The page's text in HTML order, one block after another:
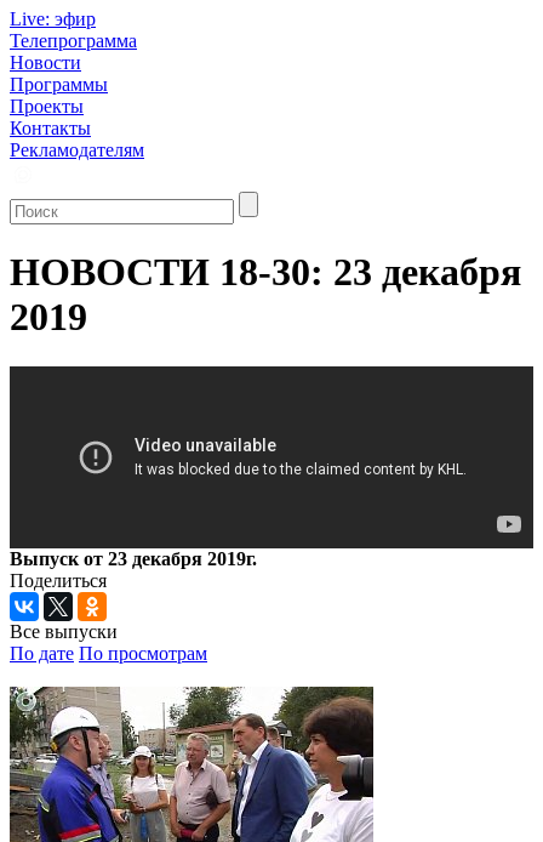
Live: эфир
Телепрограмма
Новости
Программы
Проекты
Контакты
Рекламодателям
НОВОСТИ 18-30: 23 декабря
2019
Выпуск от 23 декабря 2019г.
Поделиться
Все выпуски
По дате По просмотрам